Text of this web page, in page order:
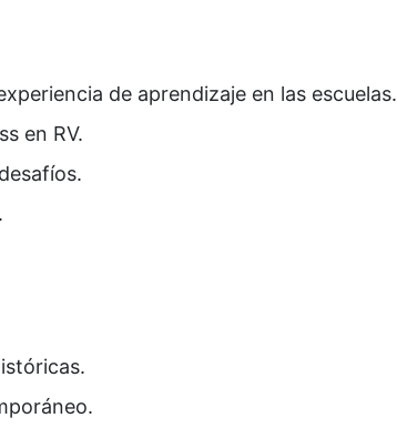
de aprendizaje en las escuelas.
en RV.